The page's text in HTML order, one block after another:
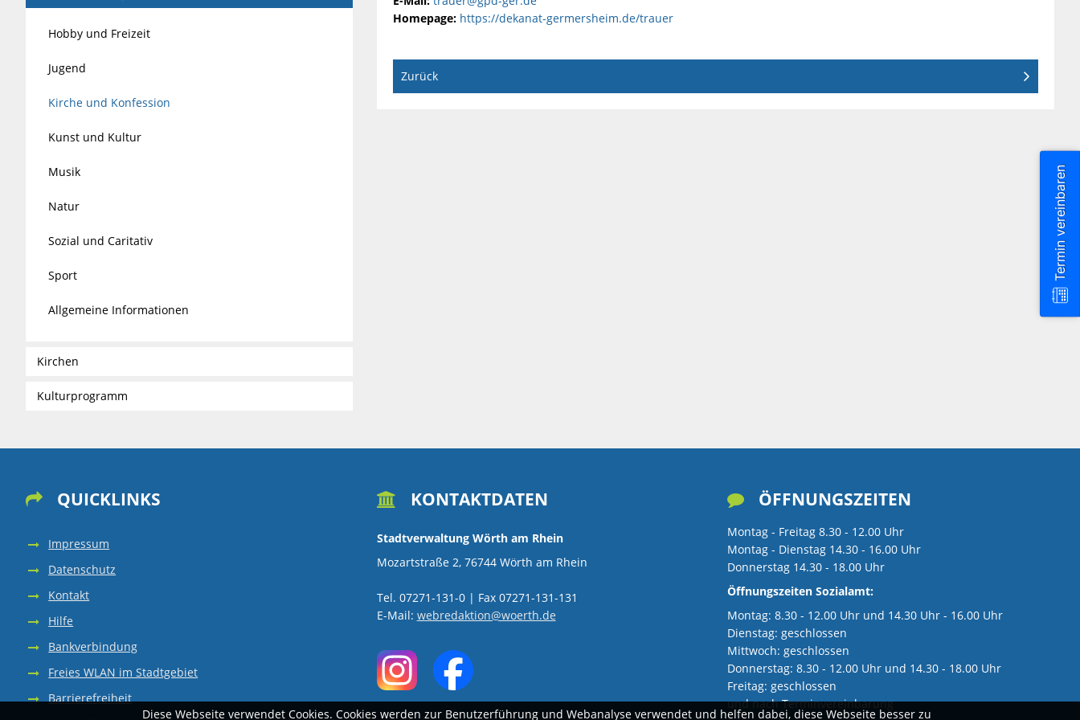
Homepage: https://dekanat-germersheim.de/trauer
Zurück
Hobby und Freizeit
Jugend
Kirche und Konfession
Kunst und Kultur
Musik
Natur
Sozial und Caritativ
Sport
Allgemeine Informationen
Kirchen
Kulturprogramm
 QUICKLINKS
Impressum
Datenschutz
Kontakt
Hilfe
Bankverbindung
Freies WLAN im Stadtgebiet
Barrierefreiheit
 KONTAKTDATEN
Stadtverwaltung Wörth am Rhein
Mozartstraße 2, 76744 Wörth am Rhein
Tel. 07271-131-0 | Fax 07271-131-131
E-Mail: webredaktion@woerth.de
 ÖFFNUNGSZEITEN
Montag - Freitag 8.30 - 12.00 Uhr
Montag - Dienstag 14.30 - 16.00 Uhr
Donnerstag 14.30 - 18.00 Uhr
Öffnungszeiten Sozialamt:
Montag: 8.30 - 12.00 Uhr und 14.30 Uhr - 16.00 Uhr
Dienstag: geschlossen
Mittwoch: geschlossen
Donnerstag: 8.30 - 12.00 Uhr und 14.30 - 18.00 Uhr
Freitag: geschlossen
und nach Terminvereinbarung
Diese Webseite verwendet Cookies. Cookies werden zur Benutzerführung und Webanalyse verwendet und helfen dabei, diese Webseite besser zu
Termin vereinbaren